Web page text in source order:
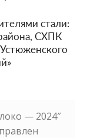
стали:
СХПК
— 2024″